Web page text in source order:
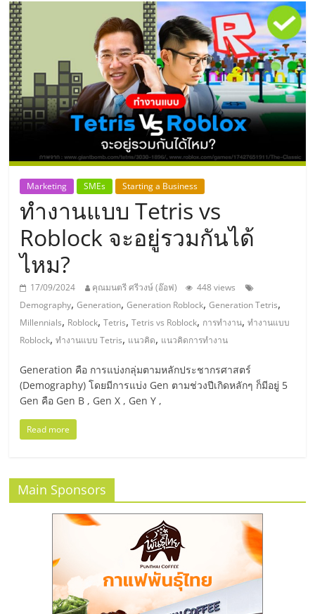
แห่ง
ประเทศไทย,
ThaiSMEsCenter,
รวม
ธุรกิจ
เอ
ส
เอ็
มอี
ไทย,
SMEs,
แฟ
รน
ไชส์,
Marketing SMEs Starting a Business
ทำงานแบบ Tetris vs
Roblock จะอยู่รวมกันได้
ไหม?
17/09/2024 คุณมนตรี ศรีวงษ์ (อ๊อฟ)
448 views
Demography,Generation,Generation Roblock,Generation Tetris,
Millennials, Roblock,Tetris,Tetris vs Roblock, การทำงาน,ทำงานแบบ
Roblock,ทำงานแบบ Tetris, แนวคิด, แนวคิดการทำงาน
Generation คือ การแบ่งกลุ่มตามหลักประชากรศาสตร์
(Demography) โดยมีการแบ่ง Gen ตามช่วงปีเกิดหลักๆ ก็มีอยู่ 5
Gen คือ Gen B , Gen X , Gen Y ,
Read more
Main Sponsors